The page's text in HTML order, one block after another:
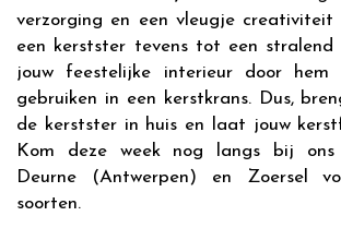
verzorging en een vleugje
een kerstster tevens tot een stralend
jouw feestelijke interieur door hem
gebruiken in een kerstkrans. Dus,
de kerstster in huis en laat jouw
Kom deze week nog langs bij ons
Deurne (Antwerpen) en Zoersel
soorten.